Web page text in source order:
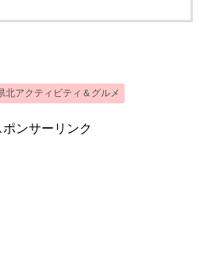
北アクティビティ＆グルメ
ポンサーリンク